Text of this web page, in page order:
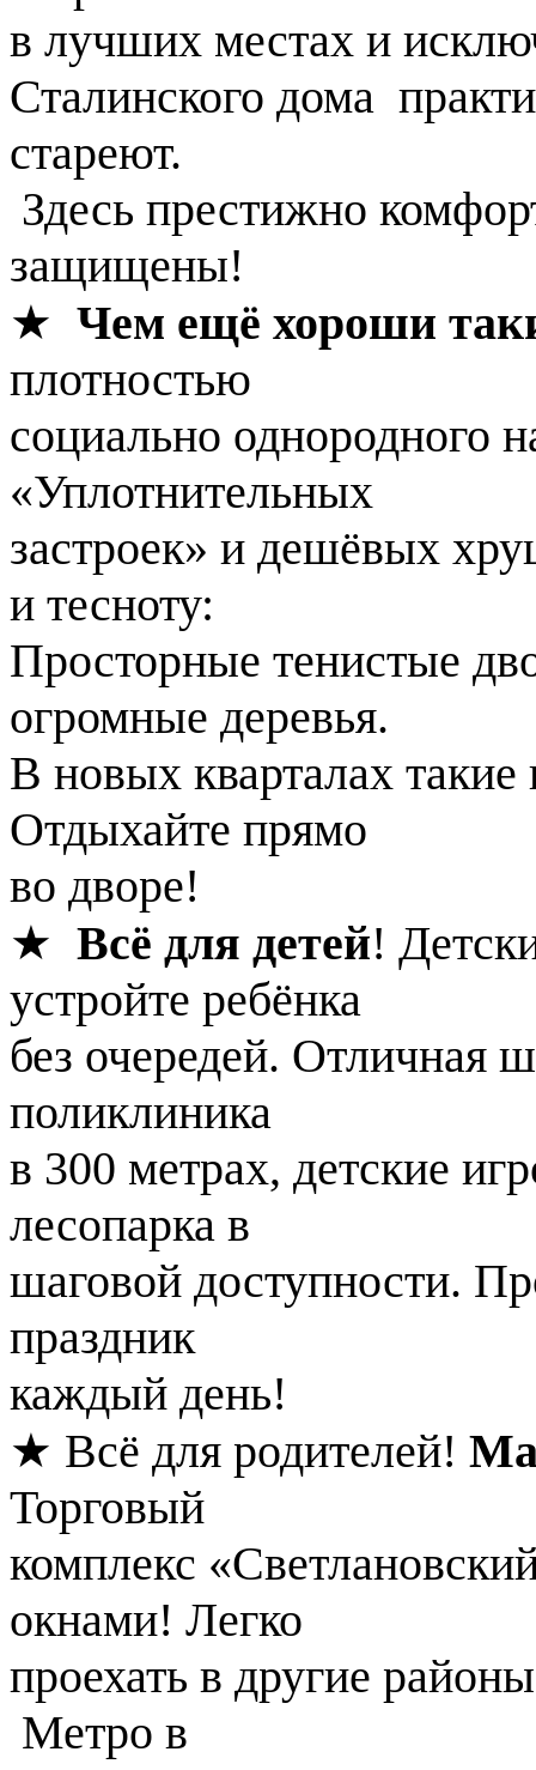
в лучших местах и
Сталинского дома
стареют.
Здесь престижно
защищены!
★ Чем ещё хороши
плотностью
социально однородного
«Уплотнительных
застроек» и дешёвых
и тесноту:
Просторные тенистые
огромные деревья.
В новых кварталах такие
Отдыхайте прямо
во дворе!
★ Всё для детей!
устройте ребёнка
без очередей. Отличная
поликлиника
в 300 метрах, детские
лесопарка в
шаговой доступности.
праздник
каждый день!
★ Всё для родителей!
Торговый
комплекс
окнами! Легко
проехать в другие
Метро в